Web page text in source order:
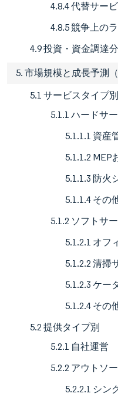
4.8.4 代替サー
4.8.5 競争上の
4.9 投資・資金調達
5. 市場規模と成長予測（
5.1 サービスタイプ別
5.1.1 ハードサ
5.1.1.1 資産
5.1.1.2 MEP
5.1.1.3 防火
5.1.1.4 その
5.1.2 ソフトサ
5.1.2.1 オフ
5.1.2.2 清掃
5.1.2.3 ケー
5.1.2.4 その
5.2 提供タイプ別
5.2.1 自社運営
5.2.2 アウトソ
5.2.2.1 シン